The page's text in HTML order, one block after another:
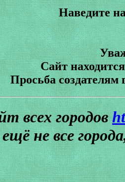
Наведите
Cайт
Просьба
всех городов
не все